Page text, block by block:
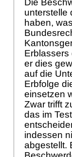
Die
unterstelle
haben,
Erblassers
er dies
auf die
Erbfolge
einsetzen
Zwar trifft
das im
indessen
abgestellt.